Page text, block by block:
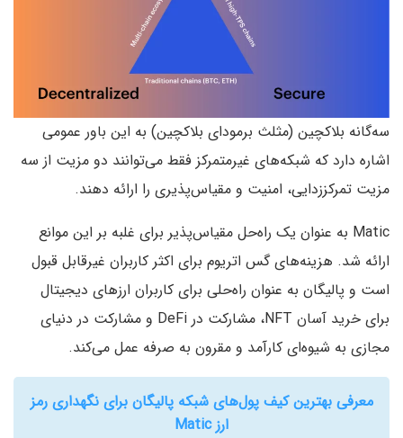
سه‌گانه بلاکچین (مثلث برمودای بلاکچین) به این باور عمومی
اشاره دارد که شبکه‌های غیرمتمرکز فقط می‌توانند دو مزیت از سه
مزیت تمرکززدایی، امنیت و مقیاس‌پذیری را ارائه دهند.
Matic به عنوان یک راه‌حل مقیاس‌پذیر برای غلبه بر این موانع
ارائه شد. هزینه‌های گس اتریوم برای اکثر کاربران غیرقابل قبول
است و پالیگان به عنوان راه‌حلی برای کاربران ارزهای دیجیتال
برای خرید آسان NFT، مشارکت در DeFi و مشارکت در دنیای
مجازی به شیوه‌ای کارآمد و مقرون به صرفه عمل می‌کند.
معرفی بهترین کیف پول‌های شبکه پالیگان برای نگهداری رمز
ارز Matic